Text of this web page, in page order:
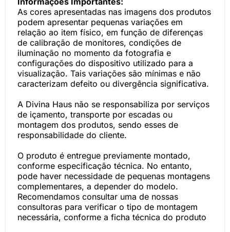
As cores apresentadas nas imagens dos produtos
podem apresentar pequenas variações em
relação ao item físico, em função de diferenças
de calibração de monitores, condições de
iluminação no momento da fotografia e
configurações do dispositivo utilizado para a
visualização. Tais variações são mínimas e não
caracterizam defeito ou divergência significativa.
A Divina Haus não se responsabiliza por serviços
de içamento, transporte por escadas ou
montagem dos produtos, sendo esses de
responsabilidade do cliente.
O produto é entregue previamente montado,
conforme especificação técnica. No entanto,
pode haver necessidade de pequenas montagens
complementares, a depender do modelo.
Recomendamos consultar uma de nossas
consultoras para verificar o tipo de montagem
necessária, conforme a ficha técnica do produto